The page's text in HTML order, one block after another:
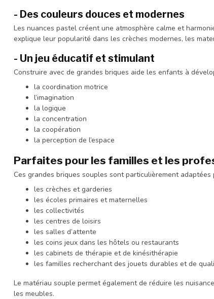
- Des couleurs douces et modernes
Les nuances pastel créent une atmosphère calme et
explique leur popularité dans les crèches modernes, les
- Un jeu éducatif et stimulant
Construire avec de grandes briques aide les enfants à
la coordination motrice
l’imagination
la logique
la concentration
la coopération
la perception de l’espace
Parfaites pour les familles et les
Ces grandes briques souples sont particulièrement adaptées
les crèches et garderies
les écoles primaires et maternelles
les collectivités
les centres de loisirs
les salles d’attente
les coins jeux dans les hôtels ou restaurants
les cabinets de thérapie et de kinésithérapie
les familles recherchant des jouets durables et de
Le matériau souple permet également de réduire les
les meubles.